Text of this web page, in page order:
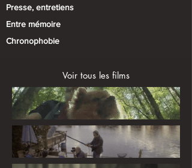
Presse, entretiens
Entre mémoire
Chronophobie
Voir tous les films